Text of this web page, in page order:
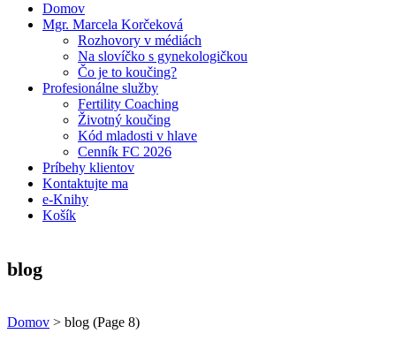
Domov
Mgr. Marcela Korčeková
Rozhovory v médiách
Na slovíčko s gynekologičkou
Čo je to koučing?
Profesionálne služby
Fertility Coaching
Životný koučing
Kód mladosti v hlave
Cenník FC 2026
Príbehy klientov
Kontaktujte ma
e-Knihy
Košík
blog
Domov > blog (Page 8)